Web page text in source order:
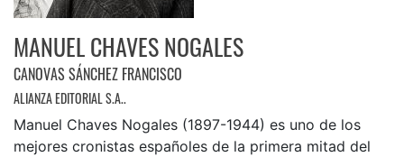
MANUEL CHAVES NOGALES
CANOVAS SÁNCHEZ FRANCISCO
ALIANZA EDITORIAL S.A..
Manuel Chaves Nogales (1897-1944) es uno de los
mejores cronistas españoles de la primera mitad del